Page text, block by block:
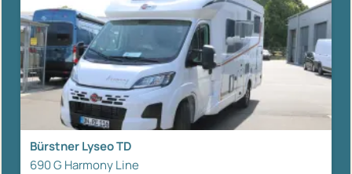
Bürstner Lyseo TD
690 G Harmony Line